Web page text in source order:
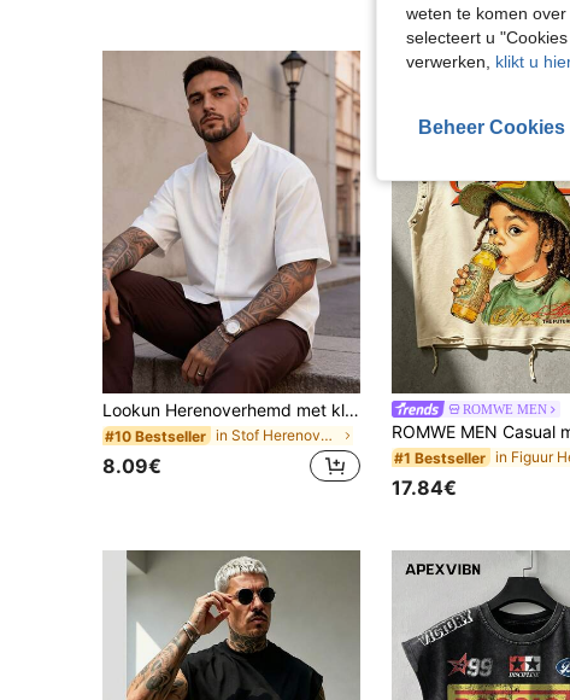
Lookun Herenoverhemd met kleine opstaande kraag, korte mouwen, rechte pasvorm, minimalistisch effen kleur casual woon-werkverkeer overhemd, lente/zomer
#10 Bestseller in Stof Herenoverhemden
8.09€
ROMWE MEN
#1 Bestseller
17.84€
weten te komen
selecteert u
verwerken, klikt u
Beheer Cookies